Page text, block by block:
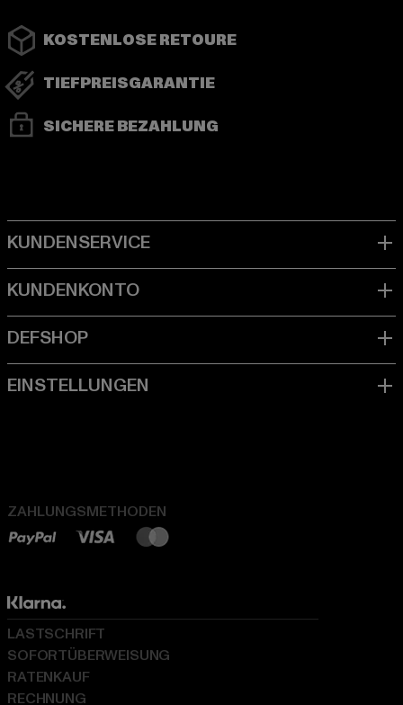
KOSTENLOSE RETOURE
TIEFPREISGARANTIE
SICHERE BEZAHLUNG
ZAHLUNGSMETHODEN
LASTSCHRIFT
SOFORTÜBERWEISUNG
RATENKAUF
RECHNUNG